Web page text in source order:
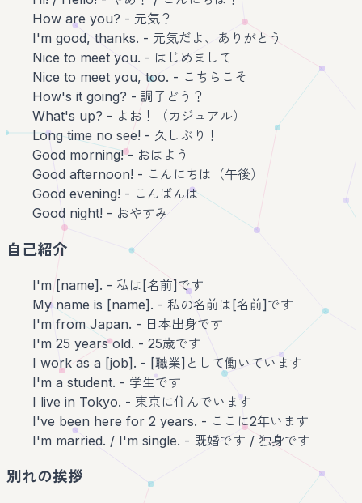
How are you? - 元気？
I'm good, thanks. - 元気だよ、ありがとう
Nice to meet you. - はじめまして
Nice to meet you, too. - こちらこそ
How's it going? - 調子どう？
What's up? - よお！（カジュアル）
Long time no see! - 久しぶり！
Good morning! - おはよう
Good afternoon! - こんにちは（午後）
Good evening! - こんばんは
Good night! - おやすみ
自己紹介
I'm [name]. - 私は[名前]です
My name is [name]. - 私の名前は[名前]です
I'm from Japan. - 日本出身です
I'm 25 years old. - 25歳です
I work as a [job]. - [職業]として働いています
I'm a student. - 学生です
I live in Tokyo. - 東京に住んでいます
I've been here for 2 years. - ここに2年います
I'm married. / I'm single. - 既婚です / 独身です
別れの挨拶